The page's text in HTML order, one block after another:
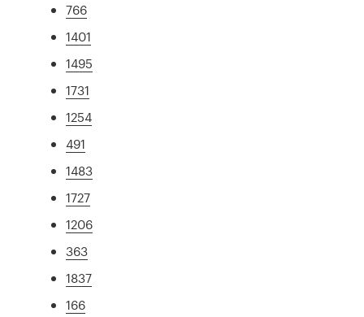
766
1401
1495
1731
1254
491
1483
1727
1206
363
1837
166